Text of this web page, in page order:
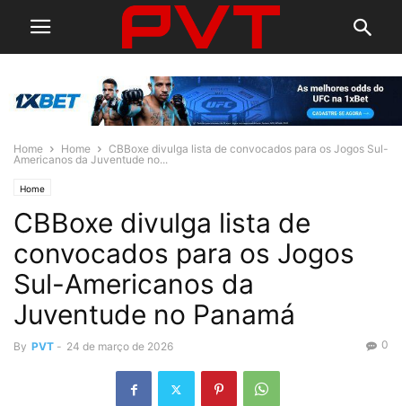
Home Home
CBBoxe divulga lista de convocados para os Jogos Sul-
Americanos da Juventude no...
Home
CBBoxe divulga lista de
convocados para os Jogos
Sul-Americanos da
Juventude no Panamá
By PVT - 24 de março de 2026 0